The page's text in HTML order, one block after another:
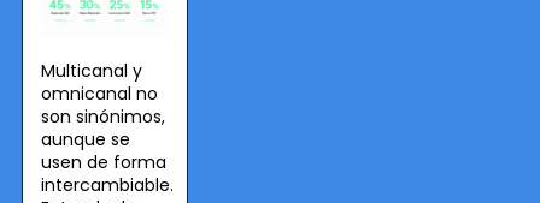
Multicanal y
omnicanal no
son sinónimos,
aunque se
usen de forma
intercambiable.